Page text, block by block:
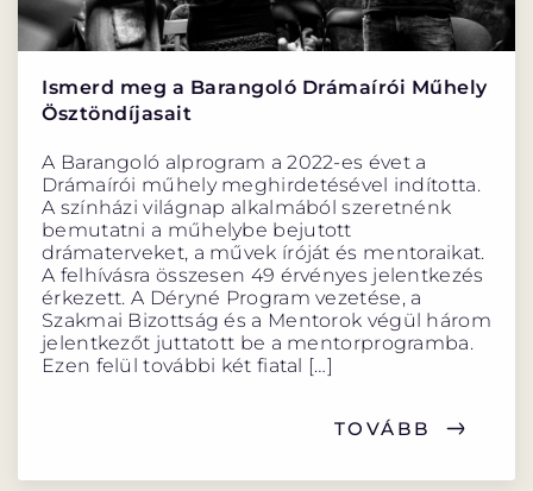
HÍREK
Ismerd meg a Barangoló Drámaírói Műhely
Ösztöndíjasait
A Barangoló alprogram a 2022-es évet a
Drámaírói műhely meghirdetésével indította.
A színházi világnap alkalmából szeretnénk
bemutatni a műhelybe bejutott
drámaterveket, a művek íróját és mentoraikat.
A felhívásra összesen 49 érvényes jelentkezés
érkezett. A Déryné Program vezetése, a
Szakmai Bizottság és a Mentorok végül három
jelentkezőt juttatott be a mentorprogramba.
Ezen felül további két fiatal […]
TOVÁBB